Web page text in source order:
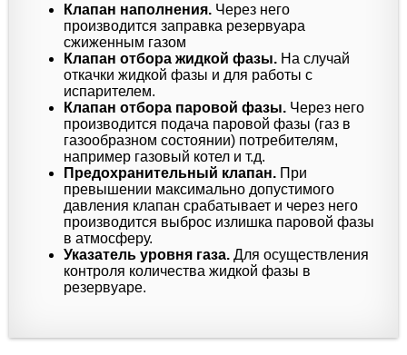
Клапан наполнения. Через него
производится заправка резервуара
сжиженным газом
Клапан отбора жидкой фазы. На случай
откачки жидкой фазы и для работы с
испарителем.
Клапан отбора паровой фазы. Через него
производится подача паровой фазы (газ в
газообразном состоянии) потребителям,
например газовый котел и т.д.
Предохранительный клапан. При
превышении максимально допустимого
давления клапан срабатывает и через него
производится выброс излишка паровой фазы
в атмосферу.
Указатель уровня газа. Для осуществления
контроля количества жидкой фазы в
резервуаре.